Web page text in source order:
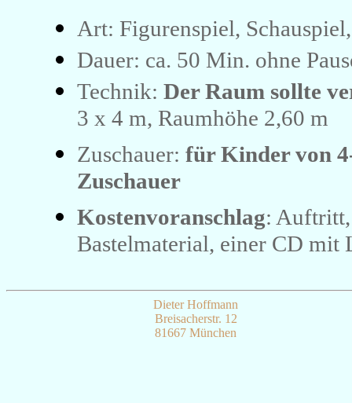
Art: Figurenspiel,
Dauer: ca. 50 Min. ohne
Technik: Der Raum sollte
3 x 4 m, Raumhöhe 2,60 m
Zuschauer: für Kinder von
Zuschauer
Kostenvoranschlag:
Bastelmaterial, einer CD
Dieter Hoffmann
Breisacherstr. 12
81667 München